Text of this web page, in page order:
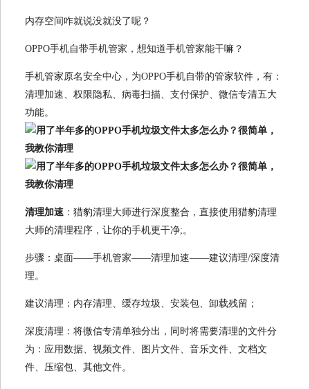
内存空间咋就说没就没了呢？
OPPO手机自带手机管家，想知道手机管家能干嘛？
手机管家原名安全中心，为OPPO手机自带的管家软件，有：
清理加速、权限隐私、病毒扫描、支付保护、微信专清五大
功能。
清理加速 ：猎豹清理大师进行深度整合，直接使用猎豹清理
大师的清理程序，让你的手机更干净;。
步骤：桌面——手机管家——清理加速——建议清理/深度清
理。
建议清理：内存清理、缓存垃圾、安装包、卸载残留；
深度清理：将微信专清单独分出，同时将需要清理的文件分
为：应用数据、视频文件、图片文件、音乐文件、文档文
件、压缩包、其他文件。